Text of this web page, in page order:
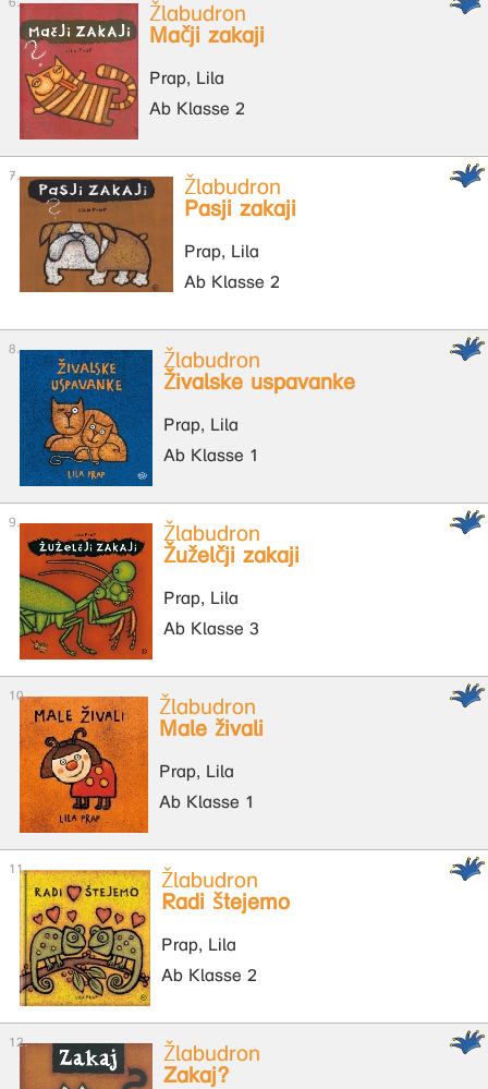
Žlabudron
Mačji zakaji
Prap, Lila
Ab Klasse 2
Žlabudron
Pasji zakaji
Prap, Lila
Ab Klasse 2
Žlabudron
Živalske uspavanke
Prap, Lila
Ab Klasse 1
Žlabudron
Žuželčji zakaji
Prap, Lila
Ab Klasse 3
Žlabudron
Male živali
Prap, Lila
Ab Klasse 1
Žlabudron
Radi štejemo
Prap, Lila
Ab Klasse 2
Žlabudron
Zakaj?